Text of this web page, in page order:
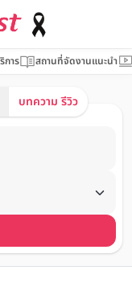
การ สถานที่จัดงานแนะนำ
บทความ รีวิว